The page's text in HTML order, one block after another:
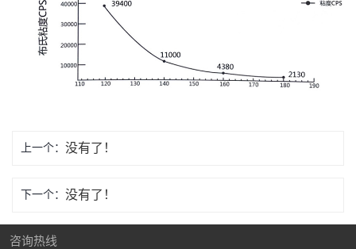
上一个： 没有了！
下一个： 没有了！
咨询热线